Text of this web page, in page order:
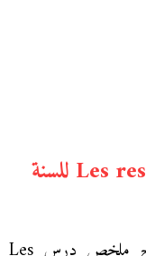
درس Les ressources hydriques للسنة